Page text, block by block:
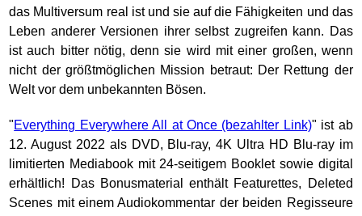
das Multiversum real ist und sie auf die Fähigkeiten und das
Leben anderer Versionen ihrer selbst zugreifen kann. Das
ist auch bitter nötig, denn sie wird mit einer großen, wenn
nicht der größtmöglichen Mission betraut: Der Rettung der
Welt vor dem unbekannten Bösen.
"Everything Everywhere All at Once
" ist ab
12. August 2022 als DVD, Blu-ray, 4K Ultra HD Blu-ray im
limitierten Mediabook mit 24-seitigem Booklet sowie digital
erhältlich! Das Bonusmaterial enthält Featurettes, Deleted
Scenes mit einem Audiokommentar der beiden Regisseure